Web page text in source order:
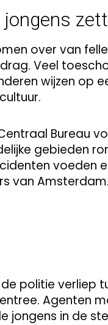
over van
Veel
wijzen op
Bureau
gebieden
voeden
van Amsterdam.
politie verliep
Agenten
jongens in de